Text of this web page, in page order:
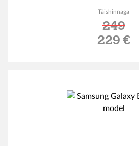
Täishinnaga
249
229 €